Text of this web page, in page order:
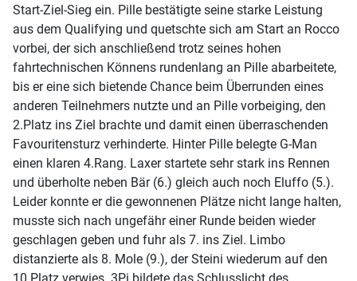
Start-Ziel-Sieg ein. Pille bestätigte seine starke Leistung
aus dem Qualifying und quetschte sich am Start an Rocco
vorbei, der sich anschließend trotz seines hohen
fahrtechnischen Könnens rundenlang an Pille abarbeitete,
bis er eine sich bietende Chance beim Überrunden eines
anderen Teilnehmers nutzte und an Pille vorbeiging, den
2.Platz ins Ziel brachte und damit einen überraschenden
Favouritensturz verhinderte. Hinter Pille belegte G-Man
einen klaren 4.Rang. Laxer startete sehr stark ins Rennen
und überholte neben Bär (6.) gleich auch noch Eluffo (5.).
Leider konnte er die gewonnenen Plätze nicht lange halten,
musste sich nach ungefähr einer Runde beiden wieder
geschlagen geben und fuhr als 7. ins Ziel. Limbo
distanzierte als 8. Mole (9.), der Steini wiederum auf den